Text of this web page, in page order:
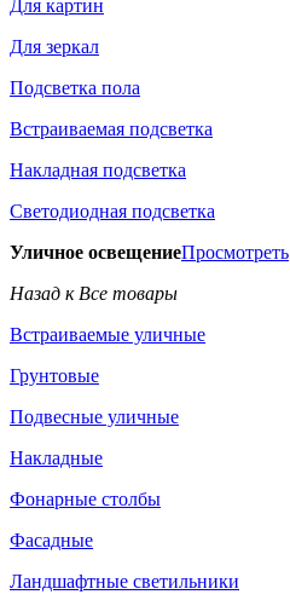
Для картин
Для зеркал
Подсветка пола
Встраиваемая подсветка
Накладная подсветка
Светодиодная подсветка
Уличное освещениеПросмотреть
Назад к Все товары
Встраиваемые уличные
Грунтовые
Подвесные уличные
Накладные
Фонарные столбы
Фасадные
Ландшафтные светильники